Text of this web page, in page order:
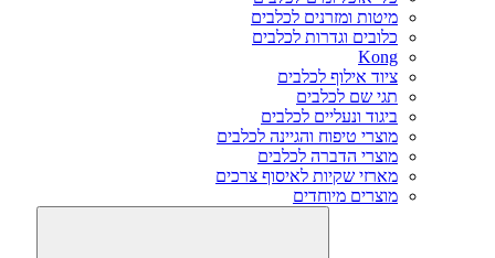
מיטות ומזרנים לכלבים
כלובים וגדרות לכלבים
Kong
ציוד אילוף לכלבים
תגי שם לכלבים
ביגוד ונעליים לכלבים
מוצרי טיפוח והגיינה לכלבים
מוצרי הדברה לכלבים
מארזי שקיות לאיסוף צרכים
מוצרים מיוחדים